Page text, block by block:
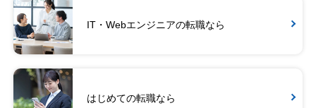
IT・Webエンジニアの転職なら
はじめての転職なら